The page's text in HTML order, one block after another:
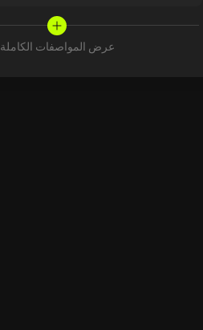
عرض المواصفات الكاملة